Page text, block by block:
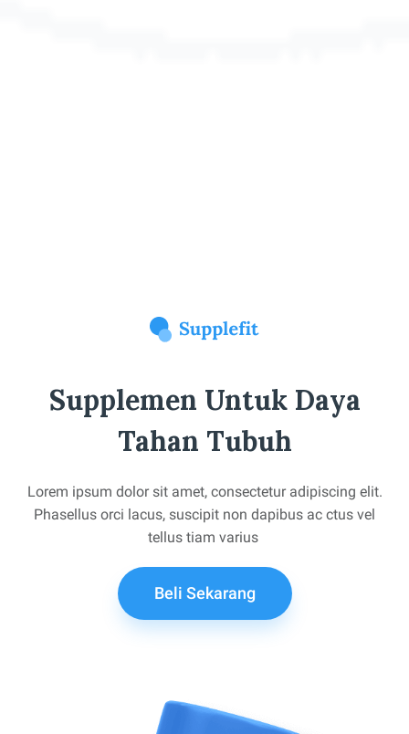
Supplemen Untuk Daya
Tahan Tubuh
Lorem ipsum dolor sit amet, consectetur adipiscing elit.
Phasellus orci lacus, suscipit non dapibus ac ctus vel
tellus tiam varius
Beli Sekarang